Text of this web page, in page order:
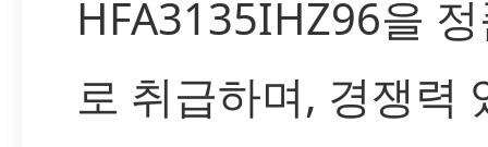
HFA3135IHZ96을
로 취급하며, 경쟁력